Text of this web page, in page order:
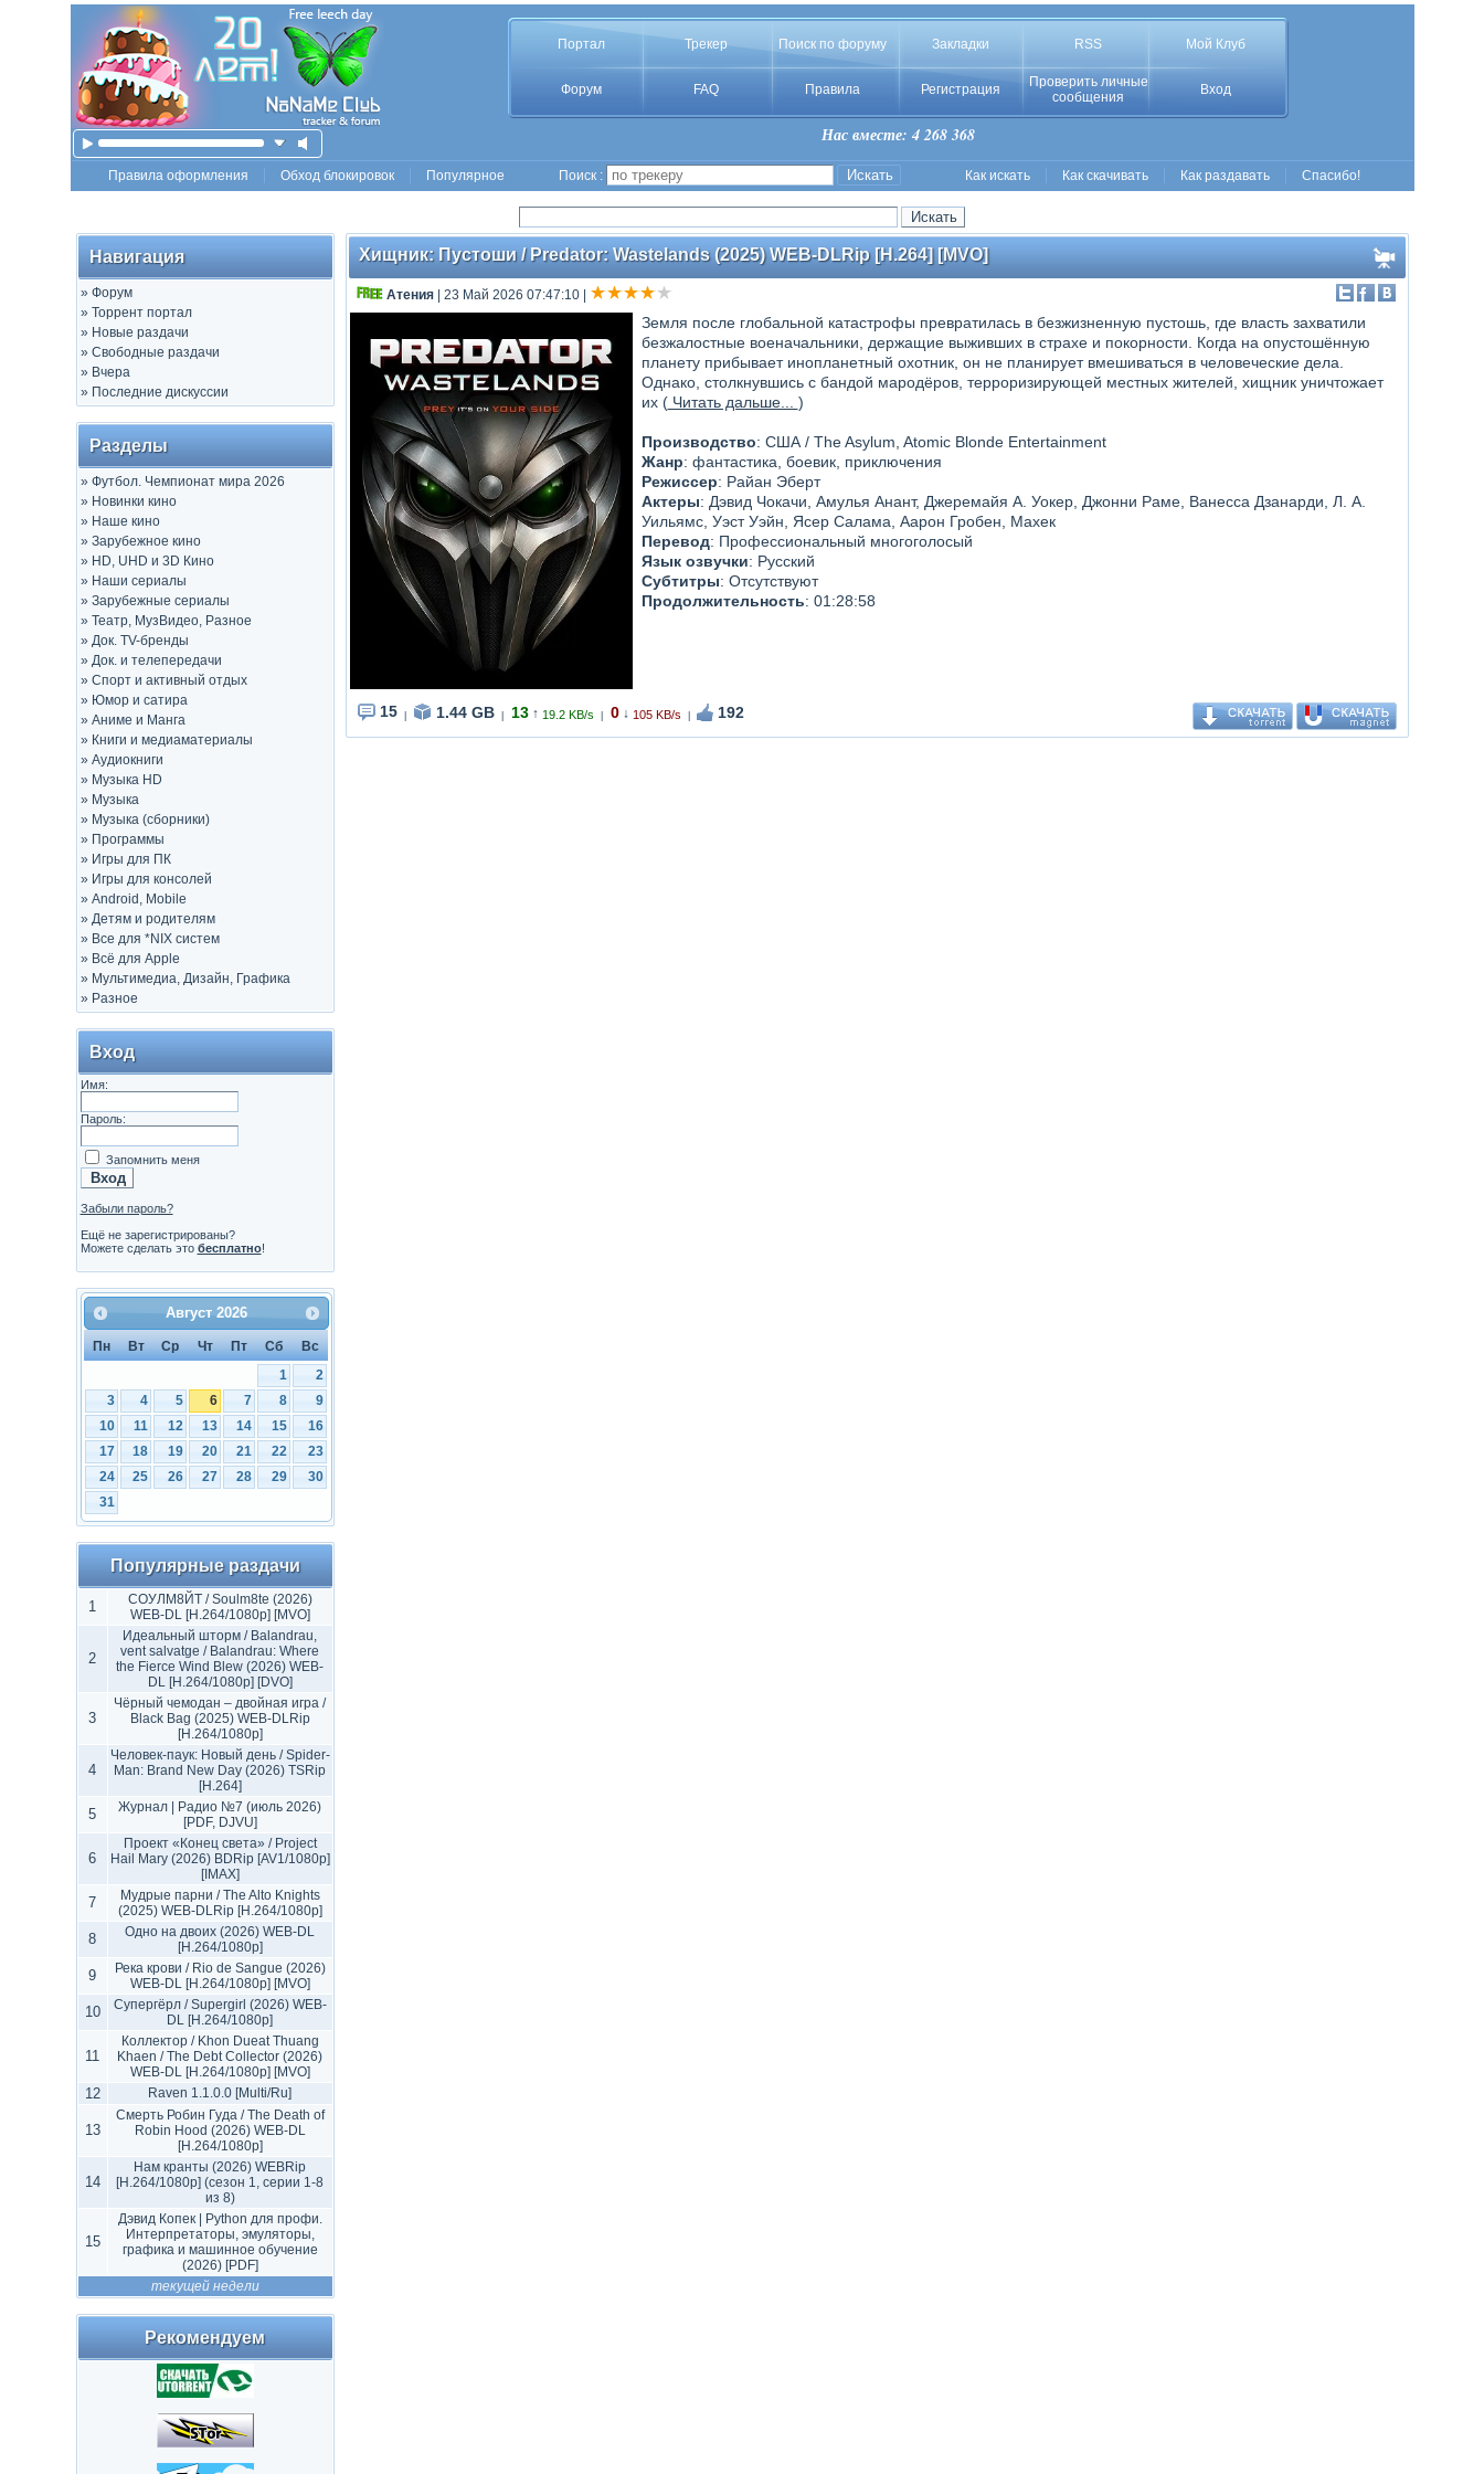
Портал Трекер Поиск по форуму Закладки RSS Мой Клуб
Форум FAQ Правила Регистрация
Проверить личные
сообщения
Вход
Нас вместе: 4 268 368
Правила оформления Обход блокировок Популярное Поиск : Как искать Как скачивать Как раздавать Спасибо!
Навигация
» Форум
» Торрент портал
» Новые раздачи
» Свободные раздачи
» Вчера
» Последние дискуссии
Разделы
» Футбол. Чемпионат мира 2026
» Новинки кино
» Наше кино
» Зарубежное кино
» HD, UHD и 3D Кино
» Наши сериалы
» Зарубежные сериалы
» Театр, МузВидео, Разное
» Док. TV-бренды
» Док. и телепередачи
» Спорт и активный отдых
» Юмор и сатира
» Аниме и Манга
» Книги и медиаматериалы
» Аудиокниги
» Музыка HD
» Музыка
» Музыка (сборники)
» Программы
» Игры для ПК
» Игры для консолей
» Android, Mobile
» Детям и родителям
» Все для *NIX систем
» Всё для Apple
» Мультимедиа, Дизайн, Графика
» Разное
Вход
Имя:
Пароль:
Запомнить меня
Забыли пароль?
Ещё не зарегистрированы?
Можете сделать это бесплатно!
Август 2026
Пн Вт Ср Чт Пт Сб
Вс
1
2
3
4 5 6 7 8
9
10
11 12 13 14 15
16
17
18 19 20 21 22
23
24
25 26 27 28 29
30
31
Популярные раздачи
1
СОУЛМ8ЙТ / Soulm8te (2026)
WEB-DL [H.264/1080p] [MVO]
2
Идеальный шторм / Balandrau,
vent salvatge / Balandrau: Where
the Fierce Wind Blew (2026) WEB-
DL [H.264/1080p] [DVO]
3
Чёрный чемодан – двойная игра /
Black Bag (2025) WEB-DLRip
[H.264/1080p]
4
Человек-паук: Новый день / Spider-
Man: Brand New Day (2026) TSRip
[H.264]
5
Журнал | Радио №7 (июль 2026)
[PDF, DJVU]
6
Проект «Конец света» / Project
Hail Mary (2026) BDRip [AV1/1080p]
[IMAX]
7
Мудрые парни / The Alto Knights
(2025) WEB-DLRip [H.264/1080p]
8
Одно на двоих (2026) WEB-DL
[H.264/1080p]
9
Река крови / Rio de Sangue (2026)
WEB-DL [H.264/1080p] [MVO]
10
Супергёрл / Supergirl (2026) WEB-
DL [H.264/1080p]
11
Коллектор / Khon Dueat Thuang
Khaen / The Debt Collector (2026)
WEB-DL [H.264/1080p] [MVO]
12 Raven 1.1.0.0 [Multi/Ru]
13
Смерть Робин Гуда / The Death of
Robin Hood (2026) WEB-DL
[H.264/1080p]
14
Нам кранты (2026) WEBRip
[H.264/1080p] (сезон 1, серии 1-8
из 8)
15
Дэвид Копек | Python для профи.
Интерпретаторы, эмуляторы,
графика и машинное обучение
(2026) [PDF]
текущей недели
Рекомендуем
Хищник: Пустоши / Predator: Wastelands (2025) WEB-DLRip [H.264] [MVO]
Атения| 23 Май 2026 07:47:10|
Земля после глобальной катастрофы превратилась в безжизненную пустошь, где власть захватили
безжалостные военачальники, держащие выживших в страхе и покорности. Когда на опустошённую
планету прибывает инопланетный охотник, он не планирует вмешиваться в человеческие дела.
Однако, столкнувшись с бандой мародёров, терроризирующей местных жителей, хищник уничтожает
их (Читать дальше... )
Производство: США / The Asylum, Atomic Blonde Entertainment
Жанр: фантастика, боевик, приключения
Режиссер: Райан Эберт
Актеры: Дэвид Чокачи, Амулья Анант, Джеремайя А. Уокер, Джонни Раме, Ванесса Дзанарди, Л. А.
Уильямс, Уэст Уэйн, Ясер Салама, Аарон Гробен, Махек
Перевод: Профессиональный многоголосый
Язык озвучки: Русский
Субтитры: Отсутствуют
Продолжительность: 01:28:58
15 1.44 GB 13 ↑ 19.2 KB/s 0 ↓ 105 KB/s 192